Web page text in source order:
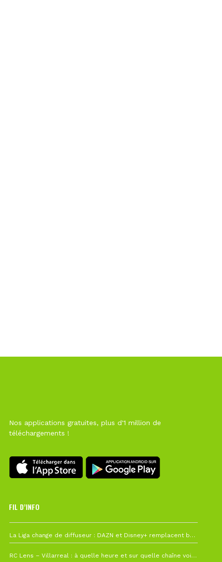
Nos applications gratuites, plus d'1 million de
téléchargements !
FIL D’INFO
La Liga change de diffuseur : DAZN et Disney+ remplacent beIN Sports !
RC Lens – Villarreal : à quelle heure et sur quelle chaîne voir la finale de la Como Cup ?